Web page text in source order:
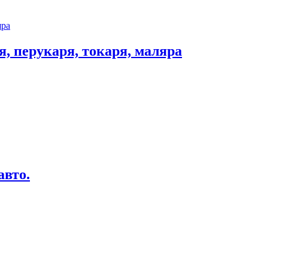
перукаря, токаря, маляра